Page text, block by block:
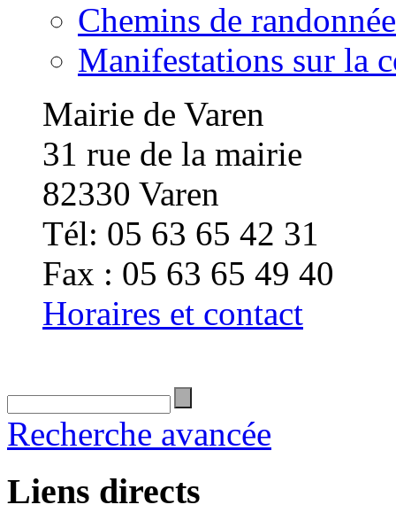
Chemins de randonnée
Manifestations sur la
Mairie de Varen
31 rue de la mairie
82330 Varen
Tél: 05 63 65 42 31
Fax : 05 63 65 49 40
Horaires et contact
Recherche avancée
Liens directs